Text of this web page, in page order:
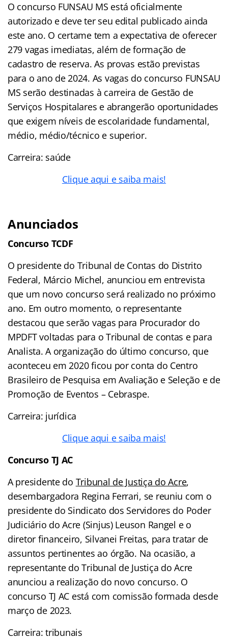
O concurso FUNSAU MS está oficialmente
autorizado e deve ter seu edital publicado ainda
este ano. O certame tem a expectativa de oferecer
279 vagas imediatas, além de formação de
cadastro de reserva. As provas estão previstas
para o ano de 2024. As vagas do concurso FUNSAU
MS serão destinadas à carreira de Gestão de
Serviços Hospitalares e abrangerão oportunidades
que exigem níveis de escolaridade fundamental,
médio, médio/técnico e superior.
Carreira: saúde
Clique aqui e saiba mais!
Anunciados
Concurso TCDF
O presidente do Tribunal de Contas do Distrito
Federal, Márcio Michel, anunciou em entrevista
que um novo concurso será realizado no próximo
ano. Em outro momento, o representante
destacou que serão vagas para Procurador do
MPDFT voltadas para o Tribunal de contas e para
Analista. A organização do último concurso, que
aconteceu em 2020 ficou por conta do Centro
Brasileiro de Pesquisa em Avaliação e Seleção e de
Promoção de Eventos – Cebraspe.
Carreira: jurídica
Clique aqui e saiba mais!
Concurso TJ AC
A presidente do Tribunal de Justiça do Acre,
desembargadora Regina Ferrari, se reuniu com o
presidente do Sindicato dos Servidores do Poder
Judiciário do Acre (Sinjus) Leuson Rangel e o
diretor financeiro, Silvanei Freitas, para tratar de
assuntos pertinentes ao órgão. Na ocasião, a
representante do Tribunal de Justiça do Acre
anunciou a realização do novo concurso. O
concurso TJ AC está com comissão formada desde
março de 2023.
Carreira: tribunais